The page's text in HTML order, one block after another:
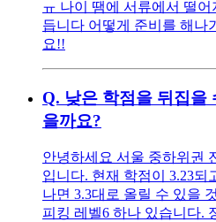
ㅠ 나이 땜에 서류에서 떨
듭니다 어떻게 준비를 해나
요!!
Q. 낮은 학점을 뒤집을
을까요?
안녕하세요 서울 중하위권
입니다. 현재 학점이 3.23되
나면 3.3대로 올릴 수 있을
피킹 레벨6 하나 있습니다.